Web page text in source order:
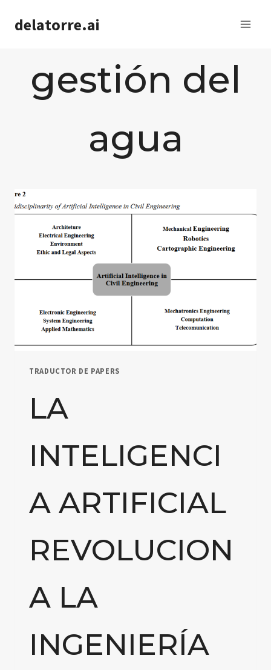
delatorre.ai
gestión del
agua
TRADUCTOR DE PAPERS
LA
INTELIGENCI
A ARTIFICIAL
REVOLUCION
A LA
INGENIERÍA